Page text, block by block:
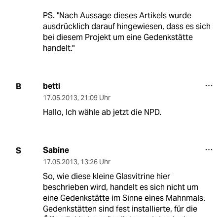
PS. "Nach Aussage dieses Artikels wurde
ausdrücklich darauf hingewiesen, dass es sich
bei diesem Projekt um eine Gedenkstätte
handelt."
B betti
17.05.2013, 21:09 Uhr
Hallo, Ich wähle ab jetzt die NPD.
S Sabine
17.05.2013, 13:26 Uhr
So, wie diese kleine Glasvitrine hier
beschrieben wird, handelt es sich nicht um
eine Gedenkstätte im Sinne eines Mahnmals.
Gedenkstätten sind fest installierte, für die